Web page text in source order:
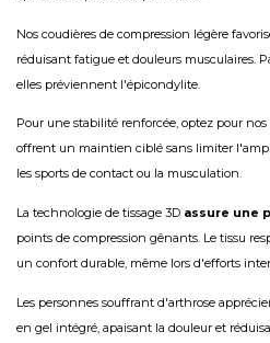
Nos coudières de compression légère
réduisant fatigue et douleurs musculaires.
elles préviennent l'épicondylite.
Pour une stabilité renforcée, optez pour
offrent un maintien ciblé sans limiter
les sports de contact ou la musculation.
La technologie de tissage 3D assure une
points de compression gênants. Le tissu
un confort durable, même lors d'efforts
Les personnes souffrant d'arthrose
en gel intégré, apaisant la douleur et